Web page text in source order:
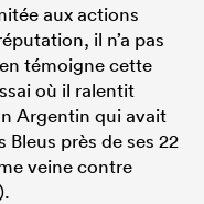
aux actions
il n’a pas
témoigne cette
où il ralentit
Argentin qui avait
près de ses 22
veine contre